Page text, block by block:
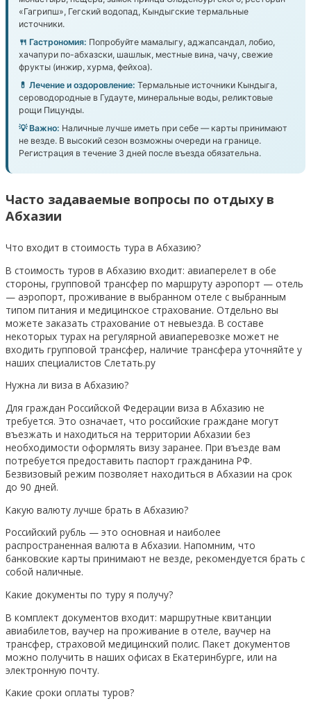
«Гагрипш», Гегский водопад, Кындыгские термальные
источники.
🍴 Гастрономия: Попробуйте мамалыгу, аджапсандал, лобио,
хачапури по-абхазски, шашлык, местные вина, чачу, свежие
фрукты (инжир, хурма, фейхоа).
💊 Лечение и оздоровление: Термальные источники Кындыга,
сероводородные в Гудауте, минеральные воды, реликтовые
рощи Пицунды.
💡 Важно: Наличные лучше иметь при себе — карты принимают
не везде. В высокий сезон возможны очереди на границе.
Регистрация в течение 3 дней после въезда обязательна.
Часто задаваемые вопросы по отдыху в
Абхазии
Что входит в стоимость тура в Абхазию?
В стоимость туров в Абхазию входит: авиаперелет в обе
стороны, групповой трансфер по маршруту аэропорт — отель
— аэропорт, проживание в выбранном отеле с выбранным
типом питания и медицинское страхование. Отдельно вы
можете заказать страхование от невыезда. В составе
некоторых турах на регулярной авиаперевозке может не
входить групповой трансфер, наличие трансфера уточняйте у
наших специалистов Слетать.ру
Нужна ли виза в Абхазию?
Для граждан Российской Федерации виза в Абхазию не
требуется. Это означает, что российские граждане могут
въезжать и находиться на территории Абхазии без
необходимости оформлять визу заранее. При въезде вам
потребуется предоставить паспорт гражданина РФ.
Безвизовый режим позволяет находиться в Абхазии на срок
до 90 дней.
Какую валюту лучше брать в Абхазию?
Российский рубль — это основная и наиболее
распространенная валюта в Абхазии. Напомним, что
банковские карты принимают не везде, рекомендуется брать с
собой наличные.
Какие документы по туру я получу?
В комплект документов входит: маршрутные квитанции
авиабилетов, ваучер на проживание в отеле, ваучер на
трансфер, страховой медицинский полис. Пакет документов
можно получить в наших офисах в Екатеринбурге, или на
электронную почту.
Какие сроки оплаты туров?